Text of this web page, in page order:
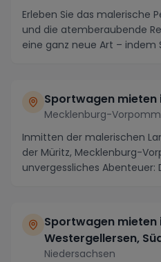
Erleben Sie das malerische
und die atemberaubende
eine ganz neue Art – indem
Sportwagen mieten
Mecklenburg-
Inmitten der malerischen
der Müritz, Mecklenburg-
unvergessliches Abenteuer:
Sportwagen mieten
Westergellersen,
Niedersachsen